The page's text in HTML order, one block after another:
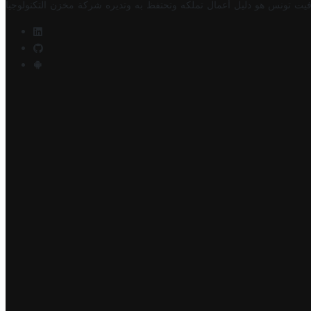
تونس هو دليل أعمال تملكه وتحتفظ به وتديره شركة مخزن التكنولوجيا